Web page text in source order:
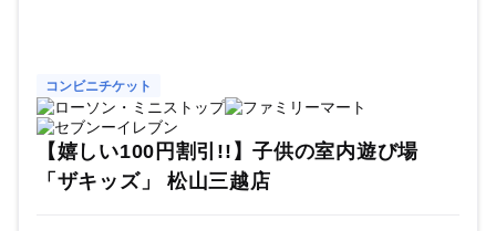
コンビニチケット
【嬉しい100円割引!!】子供の室内遊び場
「ザキッズ」 松山三越店